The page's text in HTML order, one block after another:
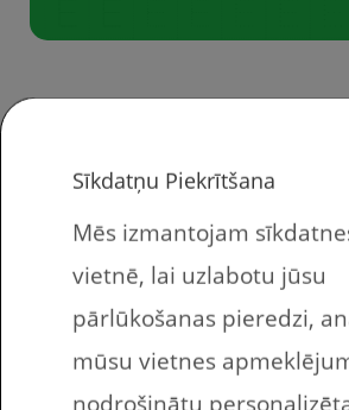
Lejuplādē
darba lapas
bērnudārza
bērniem
Sīkdatņu Piekrītšana
Mēs izmantojam
vietnē, lai uzlabotu jūsu
pārlūkošanas pieredzi,
mūsu vietnes
nodrošinātu